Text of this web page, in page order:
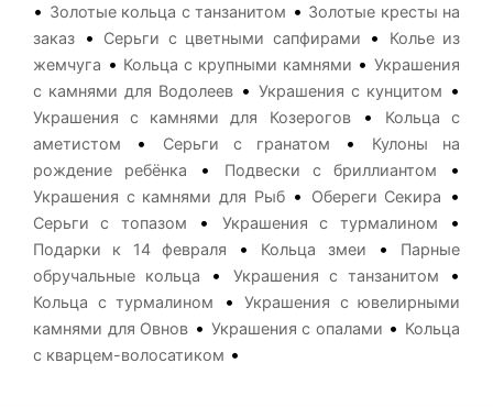
• Золотые кольца с танзанитом • Золотые кресты на
заказ • Серьги с цветными сапфирами •
Колье из
жемчуга • Кольца с крупными камнями •Украшения
с камнями для Водолеев • Украшения с кунцитом •
Украшения с камнями для Козерогов•
Кольца с
аметистом
• Серьги с гранатом •
Кулоны на
рождение ребёнка
• Подвески с бриллиантом •
Украшения с камнями для Рыб• Обереги Секира •
Серьги с топазом • Украшения с турмалином •
Подарки к 14 февраля • Кольца змеи •
Парные
обручальные кольца
• Украшения с танзанитом •
Кольца с турмалином • Украшения с ювелирными
камнями для Овнов • Украшения с опалами • Кольца
с кварцем-волосатиком •